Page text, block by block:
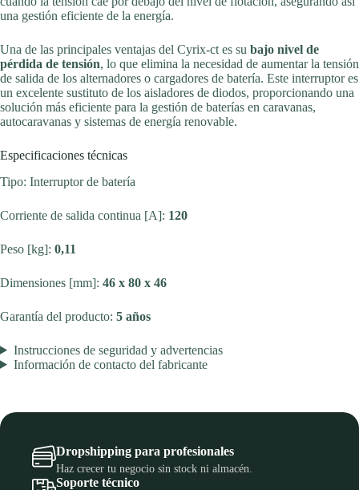
una gestión eficiente de la energía.
Una de las principales ventajas del Cyrix-ct es su bajo nivel de
pérdida de tensión, lo que elimina la necesidad de aumentar la tensión
de salida de los alternadores o cargadores de batería. Este interruptor es
un excelente sustituto de los aisladores de diodos, proporcionando una
solución más eficiente para la gestión de baterías en caravanas,
autocaravanas y sistemas de energía renovable.
Especificaciones técnicas
Tipo: Interruptor de batería
Corriente de salida continua [A]: 120
Peso [kg]: 0,11
Dimensiones [mm]: 46 x 80 x 46
Garantía del producto: 5 años
Instrucciones de seguridad y advertencias
Información de contacto del fabricante
Dropshipping para profesionales
Haz crecer tu negocio sin stock ni almacén.
Soporte técnico